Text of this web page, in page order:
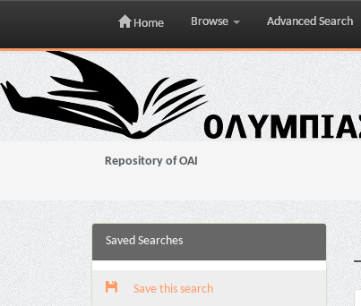
Skip
navigation
Home Browse Advanced Search
Repository of OAI
Saved Searches
Save this search